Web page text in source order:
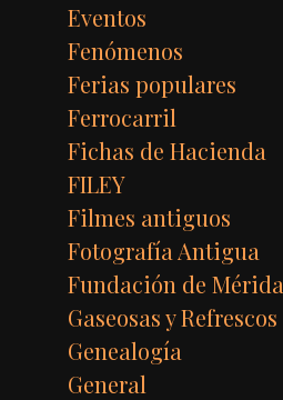
Eventos
Fenómenos
Ferias populares
Ferrocarril
Fichas de Hacienda
FILEY
Filmes antiguos
Fotografía Antigua
Fundación de Mérida
Gaseosas y Refrescos
Genealogía
General